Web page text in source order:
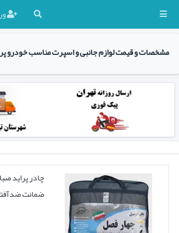

مشخصات و قیمت لوازم جانبی و اسپرت مناسب خودرو
چادر پراید
ضمانت